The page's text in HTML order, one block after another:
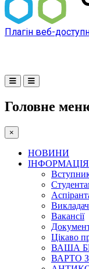
Плагін веб-
Головне
×
НОВИНИ
ІНФОРМАЦІЯ
Вакансії
Цікаво
ВАША
ВАРТО